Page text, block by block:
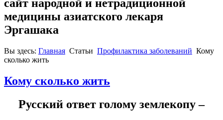
сайт народной и нетрадиционной
медицины азиатского лекаря
Эргашака
Вы здесь: Главная Статьи Профилактика заболеваний Кому
сколько жить
Кому сколько жить
Русский ответ голому землекопу –